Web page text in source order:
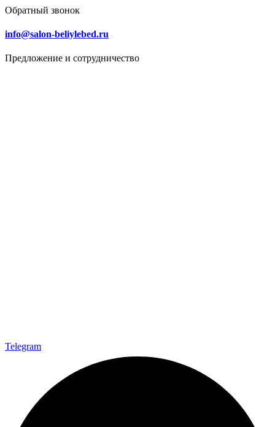
Обратный звонок
info@salon-beliylebed.ru
Предложение и сотрудничество
Telegram